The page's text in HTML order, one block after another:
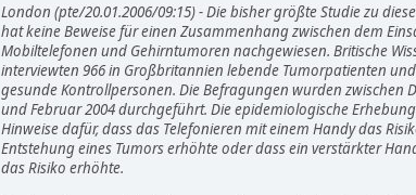
London (pte/20.01.2006/09:15) - Die bisher größte Studie zu
hat keine Beweise für einen Zusammenhang zwischen dem
Mobiltelefonen und Gehirntumoren nachgewiesen. Britische
interviewten 966 in Großbritannien lebende Tumorpatienten
gesunde Kontrollpersonen. Die Befragungen wurden zwischen
und Februar 2004 durchgeführt. Die epidemiologische
Hinweise dafür, dass das Telefonieren mit einem Handy das
Entstehung eines Tumors erhöhte oder dass ein verstärkter
das Risiko erhöhte.